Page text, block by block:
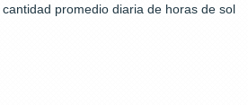
promedio diaria de horas de sol